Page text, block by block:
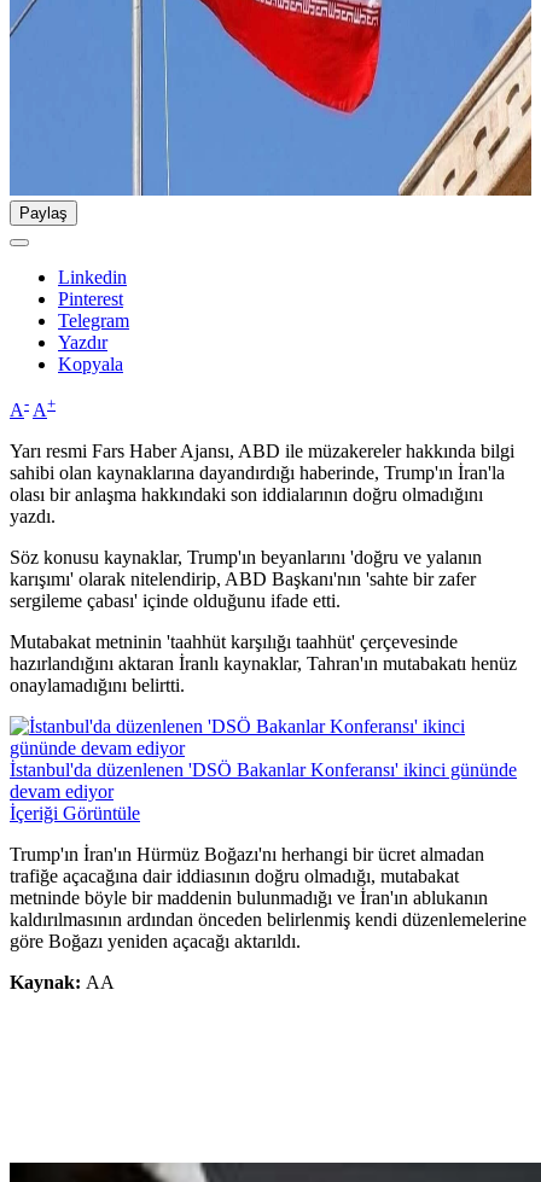
Paylaş
Linkedin
Pinterest
Telegram
Yazdır
Kopyala
A- A+
Yarı resmi Fars Haber Ajansı, ABD ile müzakereler hakkında bilgi
sahibi olan kaynaklarına dayandırdığı haberinde, Trump'ın İran'la
olası bir anlaşma hakkındaki son iddialarının doğru olmadığını
yazdı.
Söz konusu kaynaklar, Trump'ın beyanlarını 'doğru ve yalanın
karışımı' olarak nitelendirip, ABD Başkanı'nın 'sahte bir zafer
sergileme çabası' içinde olduğunu ifade etti.
Mutabakat metninin 'taahhüt karşılığı taahhüt' çerçevesinde
hazırlandığını aktaran İranlı kaynaklar, Tahran'ın mutabakatı henüz
onaylamadığını belirtti.
İstanbul'da düzenlenen 'DSÖ Bakanlar Konferansı' ikinci gününde
devam ediyor
İçeriği Görüntüle
Trump'ın İran'ın Hürmüz Boğazı'nı herhangi bir ücret almadan
trafiğe açacağına dair iddiasının doğru olmadığı, mutabakat
metninde böyle bir maddenin bulunmadığı ve İran'ın ablukanın
kaldırılmasının ardından önceden belirlenmiş kendi düzenlemelerine
göre Boğazı yeniden açacağı aktarıldı.
Kaynak: AA